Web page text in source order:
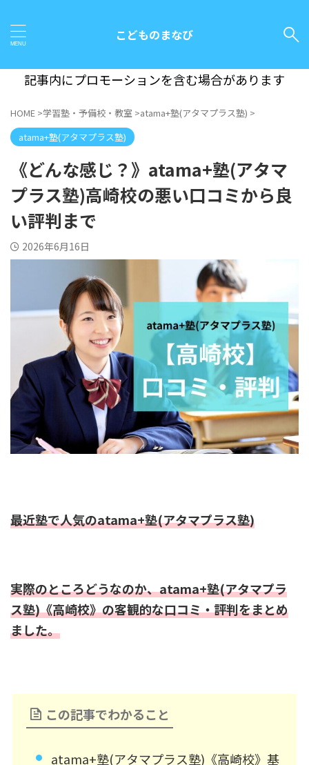
こどものまなび
記事内にプロモーションを含む場合があります
HOME >学習塾・予備校・教室 >atama+塾(アタマプラス塾) >
atama+塾(アタマプラス塾)
《どんな感じ？》atama+塾(アタマ
プラス塾)高崎校の悪い口コミから良
い評判まで
2026年6月16日
最近塾で人気のatama+塾(アタマプラス塾)
実際のところどうなのか、atama+塾(アタマプラ
ス塾)《高崎校》の客観的な口コミ・評判をまとめ
ました。
この記事でわかること
atama+塾(アタマプラス塾)《高崎校》基